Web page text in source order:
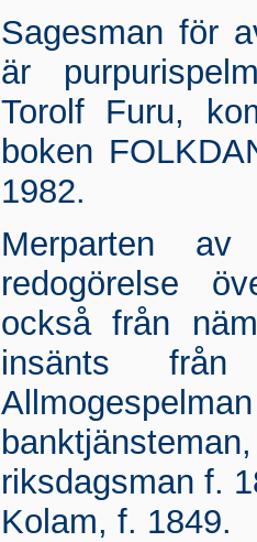
Sagesman för
är
Torolf Furu,
boken
1982.
Merparten
redogörelse
också från
insänts
riksdagsman f.
Kolam, f. 1849.